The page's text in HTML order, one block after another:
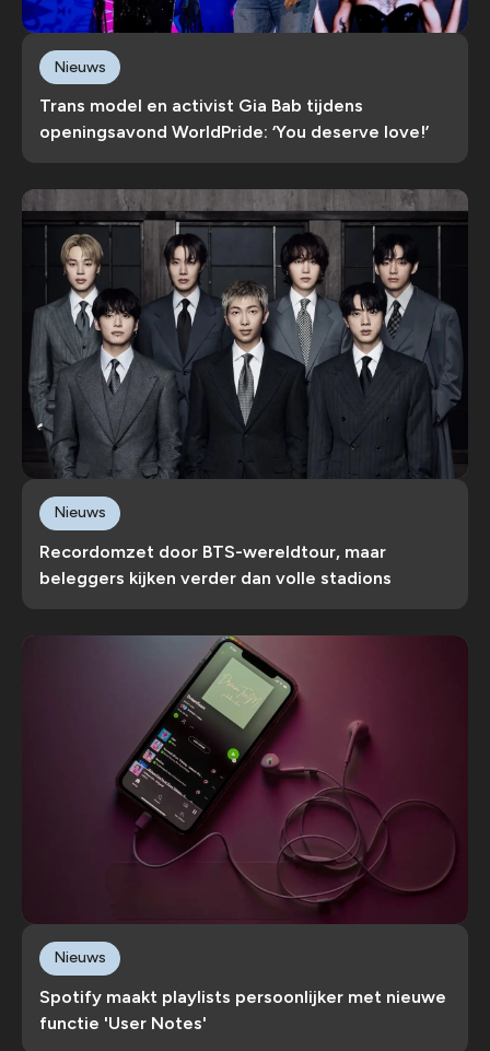
Trans model en activist Gia Bab tijdens
openingsavond WorldPride: ‘You deserve love!’
Nieuws
Recordomzet door BTS-wereldtour, maar
beleggers kijken verder dan volle stadions
Nieuws
Spotify maakt playlists persoonlijker met nieuwe
functie 'User Notes'
Nieuws